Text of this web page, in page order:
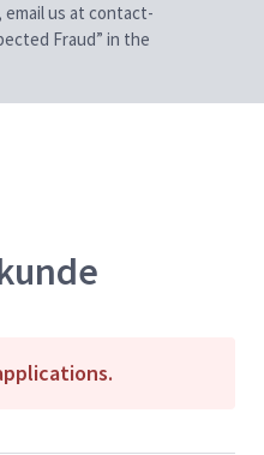
us at contact-
Fraud” in the